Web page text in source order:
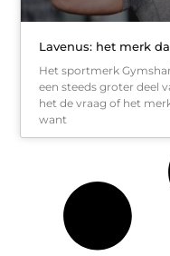
Lavenus: het merk
Het sportmerk
een steeds groter deel
het de vraag of het
want